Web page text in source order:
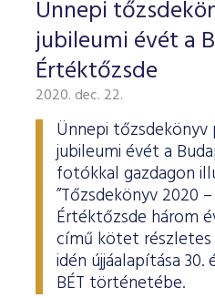
Ünnepi
jubileumi évét a
Értéktőzsde
2020. dec. 22.
Ünnepi tőzsdekönyv
jubileumi évét a
fotókkal gazdagon
”Tőzsdekönyv 2020
Értéktőzsde három
című kötet
idén újjáalapítása
BÉT történetébe.